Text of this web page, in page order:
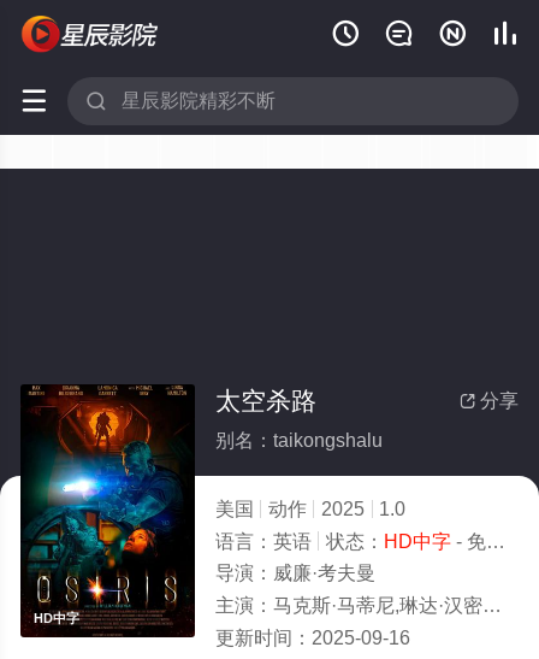
   
 
HD中字
 分享
太空杀路
别名：taikongshalu
美国 动作 2025
1.0
语言： 英语 状态： HD中字- 免费在线观看
导演： 威廉·考夫曼
主演： 马克斯·马蒂尼,琳达·汉密尔顿,拉莫尼卡·加勒特,布里安娜·希德布兰德,迈克尔·埃尔比,David,B.,Mead
更新时间： 2025-09-16